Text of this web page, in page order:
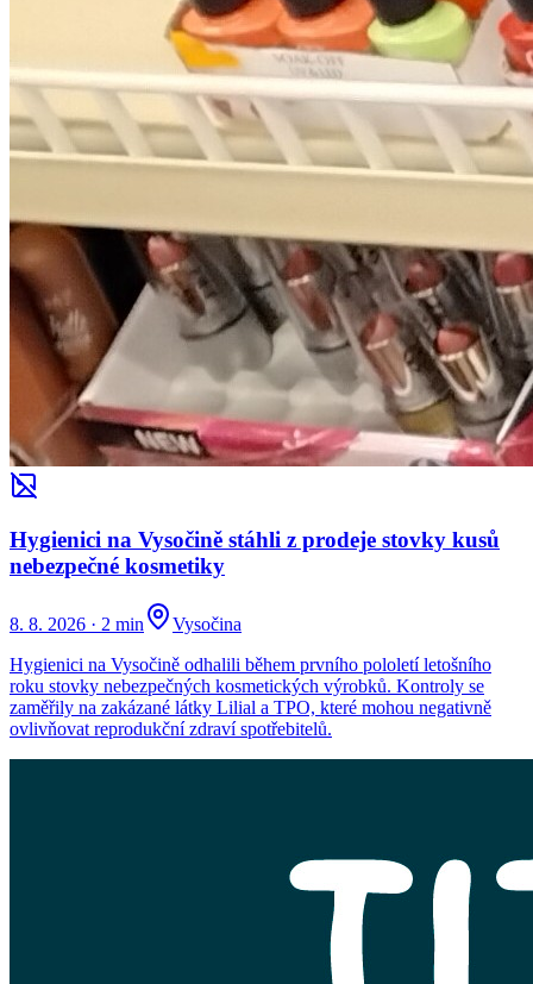
Hygienici na Vysočině stáhli z prodeje stovky kusů
nebezpečné kosmetiky
8. 8. 2026 · 2 min
Vysočina
Hygienici na Vysočině odhalili během prvního pololetí letošního
roku stovky nebezpečných kosmetických výrobků. Kontroly se
zaměřily na zakázané látky Lilial a TPO, které mohou negativně
ovlivňovat reprodukční zdraví spotřebitelů.